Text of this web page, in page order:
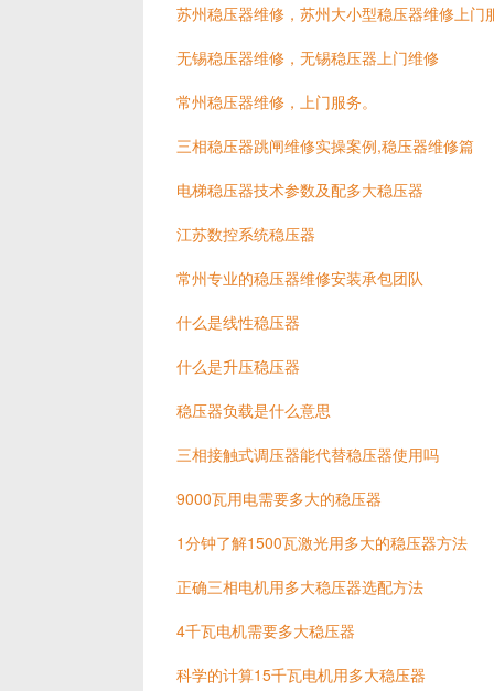
苏州稳压器维修，苏州大小型稳压器维修上门
无锡稳压器维修，无锡稳压器上门维修
常州稳压器维修，上门服务。
三相稳压器跳闸维修实操案例,稳压器维修篇
电梯稳压器技术参数及配多大稳压器
江苏数控系统稳压器
常州专业的稳压器维修安装承包团队
什么是线性稳压器
什么是升压稳压器
稳压器负载是什么意思
三相接触式调压器能代替稳压器使用吗
9000瓦用电需要多大的稳压器
1分钟了解1500瓦激光用多大的稳压器方法
正确三相电机用多大稳压器选配方法
4千瓦电机需要多大稳压器
科学的计算15千瓦电机用多大稳压器